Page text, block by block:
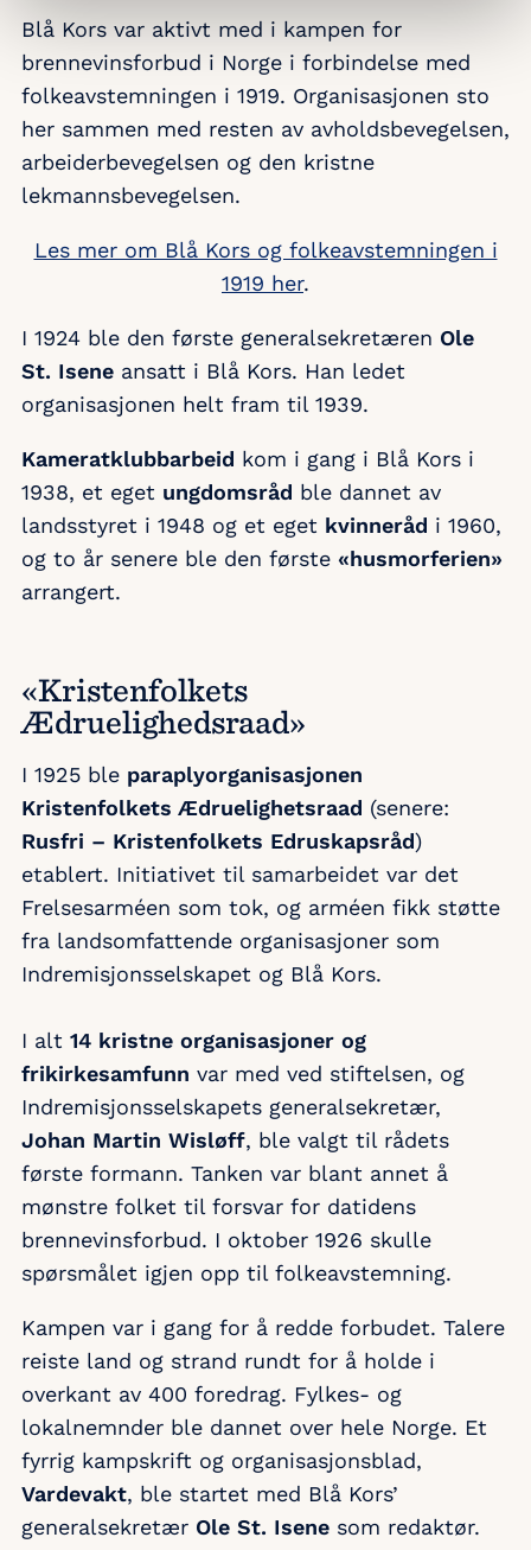
Blå Kors var aktivt med i kampen for
brennevinsforbud i Norge i forbindelse med
folkeavstemningen i 1919. Organisasjonen sto
her sammen med resten av avholdsbevegelsen,
arbeiderbevegelsen og den kristne
lekmannsbevegelsen.
Les mer om Blå Kors og folkeavstemningen i
1919 her.
I 1924 ble den første generalsekretæren Ole
St. Isene ansatt i Blå Kors. Han ledet
organisasjonen helt fram til 1939.
Kameratklubbarbeid kom i gang i Blå Kors i
1938, et eget ungdomsråd ble dannet av
landsstyret i 1948 og et eget kvinneråd i 1960,
og to år senere ble den første «husmorferien»
arrangert.
«Kristenfolkets
Ædruelighedsraad»
I 1925 ble paraplyorganisasjonen
Kristenfolkets Ædruelighetsraad (senere:
Rusfri – Kristenfolkets Edruskapsråd)
etablert. Initiativet til samarbeidet var det
Frelsesarméen som tok, og arméen fikk støtte
fra landsomfattende organisasjoner som
Indremisjonsselskapet og Blå Kors.
I alt 14 kristne organisasjoner og
frikirkesamfunn var med ved stiftelsen, og
Indremisjonsselskapets generalsekretær,
Johan Martin Wisløff, ble valgt til rådets
første formann. Tanken var blant annet å
mønstre folket til forsvar for datidens
brennevinsforbud. I oktober 1926 skulle
spørsmålet igjen opp til folkeavstemning.
Kampen var i gang for å redde forbudet. Talere
reiste land og strand rundt for å holde i
overkant av 400 foredrag. Fylkes- og
lokalnemnder ble dannet over hele Norge. Et
fyrrig kampskrift og organisasjonsblad,
Vardevakt, ble startet med Blå Kors’
generalsekretær Ole St. Isene som redaktør.